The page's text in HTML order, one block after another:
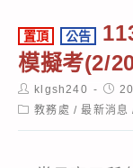
置頂 公告
模擬考(2/
Post
author:
klgsh240
Post
Post教務處 / 最新消息